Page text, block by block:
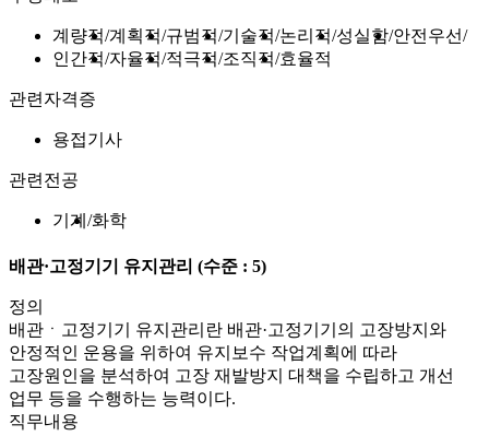
계량적 계획적 규범적 기술적 논리적 성실함 안전우선
인간적 자율적 적극적 조직적 효율적
관련자격증
용접기사
관련전공
기계 화학
배관·고정기기 유지관리 (수준 : 5)
정의
배관ㆍ고정기기 유지관리란 배관·고정기기의 고장방지와
안정적인 운용을 위하여 유지보수 작업계획에 따라
고장원인을 분석하여 고장 재발방지 대책을 수립하고 개선
업무 등을 수행하는 능력이다.
직무내용